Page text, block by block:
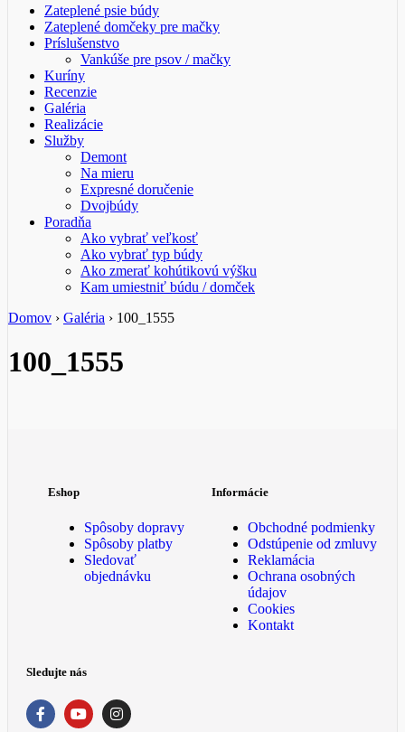
Zateplené psie búdy
Zateplené domčeky pre mačky
Príslušenstvo
Vankúše pre psov / mačky
Kuríny
Recenzie
Galéria
Realizácie
Služby
Demont
Na mieru
Expresné doručenie
Dvojbúdy
Poradňa
Ako vybrať veľkosť
Ako vybrať typ búdy
Ako zmerať kohútikovú výšku
Kam umiestniť búdu / domček
Domov › Galéria › 100_1555
100_1555
Eshop
Spôsoby dopravy
Spôsoby platby
Sledovať
objednávku
Informácie
Obchodné podmienky
Odstúpenie od zmluvy
Reklamácia
Ochrana osobných
údajov
Cookies
Kontakt
Sledujte nás